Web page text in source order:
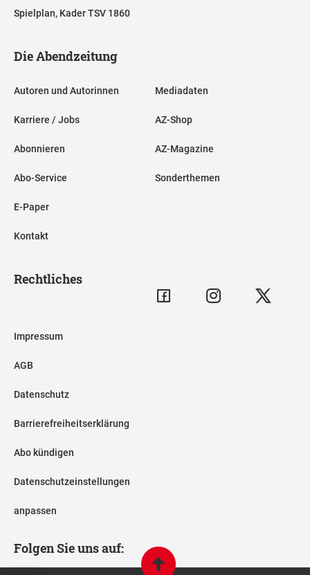
Spielplan, Kader TSV 1860
Die Abendzeitung
Autoren und Autorinnen
Karriere / Jobs
Abonnieren
Abo-Service
E-Paper
Kontakt
Mediadaten
AZ-Shop
AZ-Magazine
Sonderthemen
Rechtliches
Impressum
AGB
Datenschutz
Barrierefreiheitserklärung
Abo kündigen
Datenschutzeinstellungen
anpassen
Folgen Sie uns auf: